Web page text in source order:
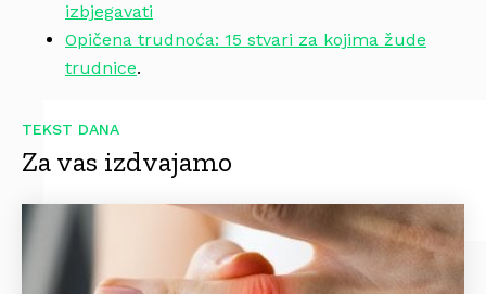
izbjegavati
Opičena trudnoća: 15 stvari za kojima žude
trudnice.
TEKST DANA
Za vas izdvajamo